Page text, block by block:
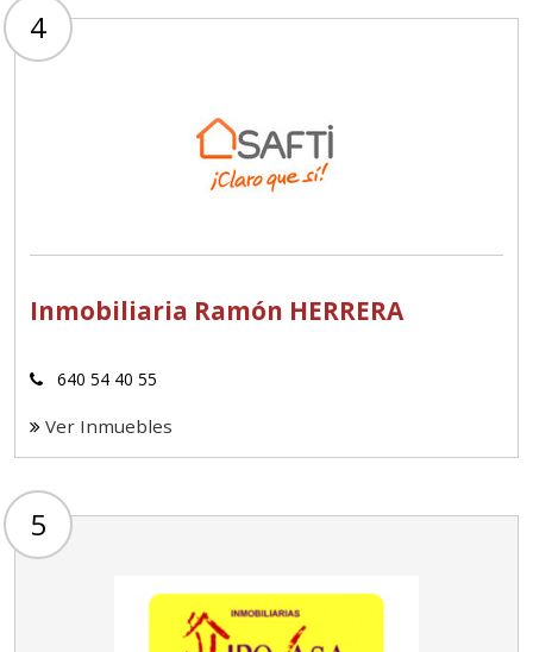
4
Inmobiliaria Ramón HERRERA
640 54 40 55
Ver Inmuebles
5